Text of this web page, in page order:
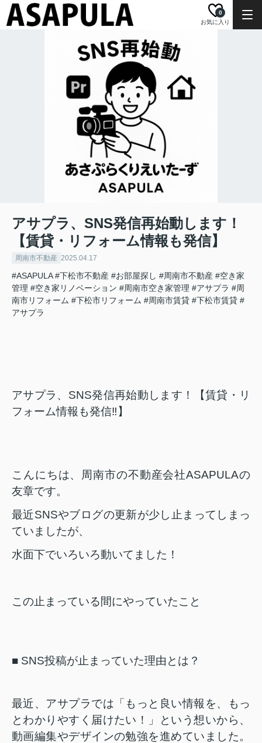
お気に入り
0
アサプラ、SNS発信再始動します！
【賃貸・リフォーム情報も発信】
周南市不動産 2025.04.17
#ASAPULA #下松市不動産 #お部屋探し #周南市不動産 #空き家
管理 #空き家リノベーション #周南市空き家管理 #アサプラ #周
南市リフォーム #下松市リフォーム #周南市賃貸 #下松市賃貸 #
アサプラ
アサプラ、 SNS発信再始動します！【賃貸・リ
フォーム情報も発信‼】
こんにちは、周南市の不動産会社ASAPULAの
友章です。
最近SNSやブログの更新が少し止まってしまっ
ていましたが、
水面下でいろいろ動いてました！
この止まっている間にやっていたこと
■ SNS投稿が止まっていた理由とは？
最近、アサプラでは「もっと良い情報を、もっ
とわかりやすく届けたい！」という想いから、
動画編集やデザインの勉強を進めていました。